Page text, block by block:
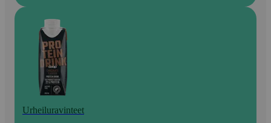
Urheiluravinteet